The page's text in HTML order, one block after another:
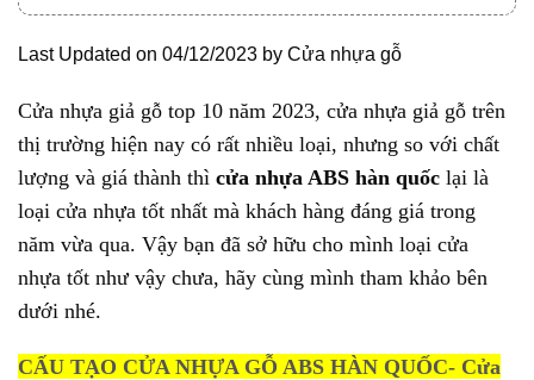
Last Updated on 04/12/2023 by Cửa nhựa gỗ
Cửa nhựa giả gỗ top 10 năm 2023, cửa nhựa giả gỗ trên
thị trường hiện nay có rất nhiều loại, nhưng so với chất
lượng và giá thành thì cửa nhựa ABS hàn quốc lại là
loại cửa nhựa tốt nhất mà khách hàng đáng giá trong
năm vừa qua. Vậy bạn đã sở hữu cho mình loại cửa
nhựa tốt như vậy chưa, hãy cùng mình tham khảo bên
dưới nhé.
CẤU TẠO CỬA NHỰA GỖ ABS HÀN QUỐC- Cửa